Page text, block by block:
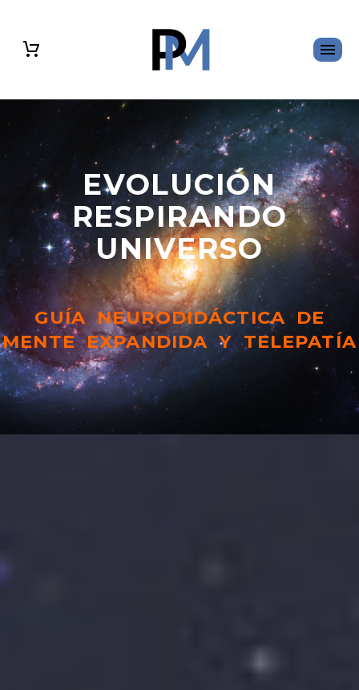
EVOLUCIÓN
RESPIRANDO
UNIVERSO
GUÍA NEURODIDÁCTICA DE
MENTE EXPANDIDA Y TELEPATÍA